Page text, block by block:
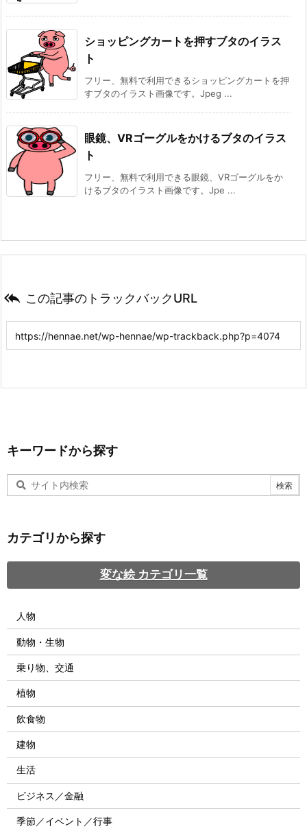
ショッピングカートを押すブタのイラス
ト
フリー、無料で利用できるショッピングカートを押
すブタのイラスト画像です。Jpeg ...
眼鏡、VRゴーグルをかけるブタのイラス
ト
フリー、無料で利用できる眼鏡、VRゴーグルをか
けるブタのイラスト画像です。Jpe ...
 この記事のトラックバックURL
キーワードから探す
カテゴリから探す
変な絵 カテゴリ一覧
人物
動物・生物
乗り物、交通
植物
飲食物
建物
生活
ビジネス／金融
季節／イベント／行事